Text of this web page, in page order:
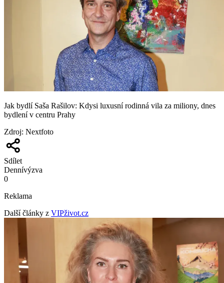
Jak bydlí Saša Rašilov: Kdysi luxusní rodinná vila za miliony, dnes
bydlení v centru Prahy
Zdroj: Nextfoto
Sdílet
Dennívýzva
0
Reklama
Další články z VIPživot.cz